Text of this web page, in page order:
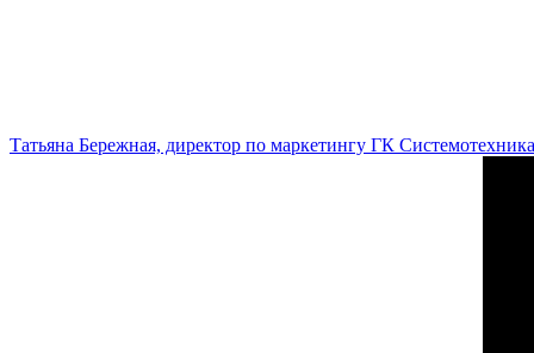
Татьяна Бережная, директор по маркетингу ГК Системотехника